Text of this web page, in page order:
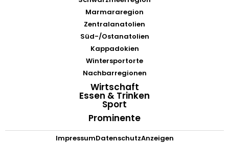
Marmararegion
Zentralanatolien
Süd-/Ostanatolien
Kappadokien
Wintersportorte
Nachbarregionen
Wirtschaft
Essen & Trinken
Sport
Prominente
ImpressumDatenschutzAnzeigen